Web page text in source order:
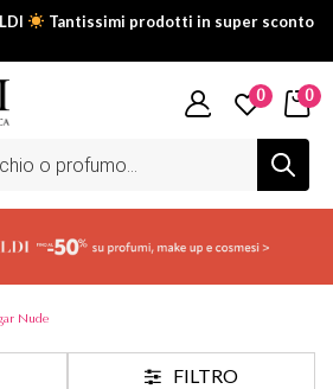
Tantissimi prodotti in super sconto
prodotti beauty nella sezione saldi: il
super saldo!Clicca qui
0 0
Nude
FILTRO